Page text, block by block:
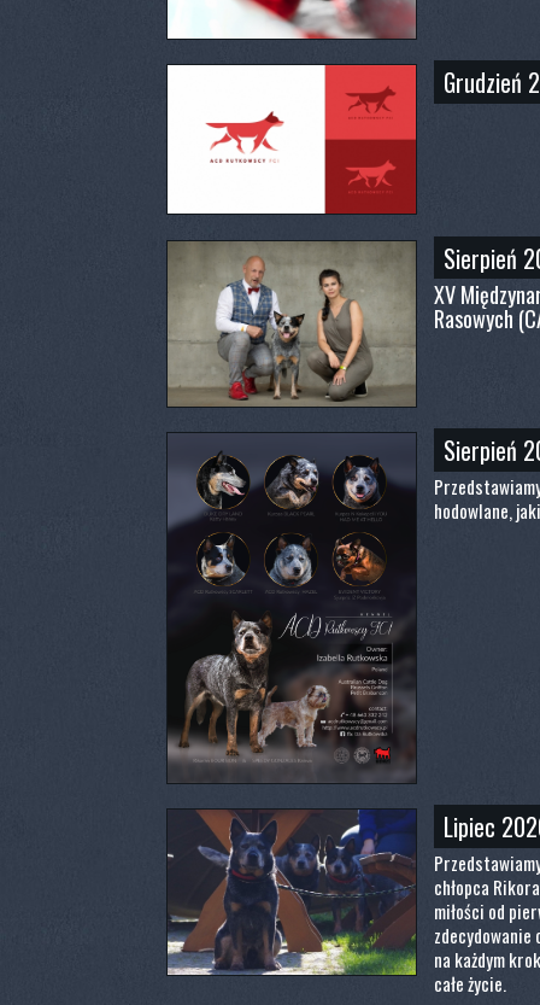
Grudzień
Sierpień
XV
Rasowych
Sierpień
hodowlane,
Lipiec
chłopca
miłości od
zdecydowanie
na każdym
całe życie.